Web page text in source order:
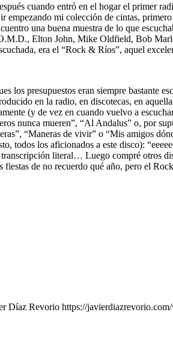
cuando entró en el hogar el primer
empezando mi colección de cintas,
una buena muestra de lo que
Elton John, Mike Oldfield, Bob
era el “Rock & Ríos”, aquel
presupuestos eran siempre bastante
en la radio, en discotecas, en
(y de vez en cuando vuelvo a
nunca mueren”, “Al Andalus” o, por
“Maneras de vivir” o “Mis amigos
los aficionados a este disco):
literal… Luego compré otros
de no recuerdo qué año, pero el
Díaz Revorio https://